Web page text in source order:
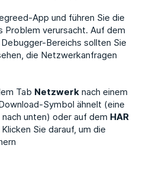
App und führen Sie die
Problem verursacht. Auf dem
Bereichs sollten Sie
die Netzwerkanfragen
Tab Netzwerknach einem
Symbol ähnelt (eine
unten) oder auf dem HAR
Sie darauf, um die